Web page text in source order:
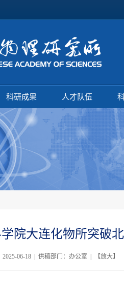
科研成果 人才队伍
学院大连化物所突破
2025-06-18 | 供稿部门：办公室 | 【放大】